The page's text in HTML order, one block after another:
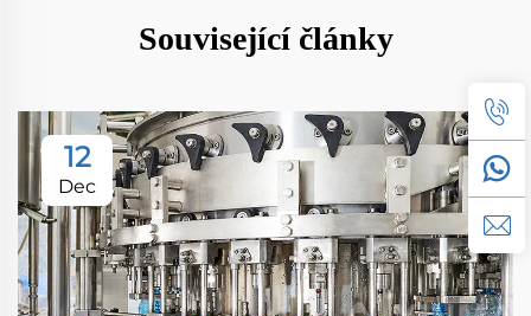
Související články
12
Dec